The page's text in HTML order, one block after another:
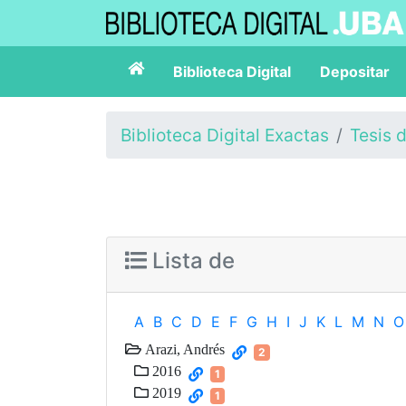
Biblioteca Digital Depositar
Biblioteca Digital Exactas Tesis
Lista de
A B C D E F G H I J K L M N O
Arazi, Andrés 2
2016 1
2019 1